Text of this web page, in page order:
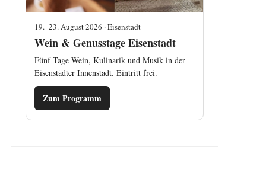
19.–23. August 2026 · Eisenstadt
Wein & Genusstage Eisenstadt
Fünf Tage Wein, Kulinarik und Musik in der
Eisenstädter Innenstadt. Eintritt frei.
Zum Programm